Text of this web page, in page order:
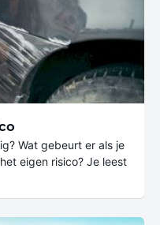
Wat gebeurt er als je
eigen risico? Je leest